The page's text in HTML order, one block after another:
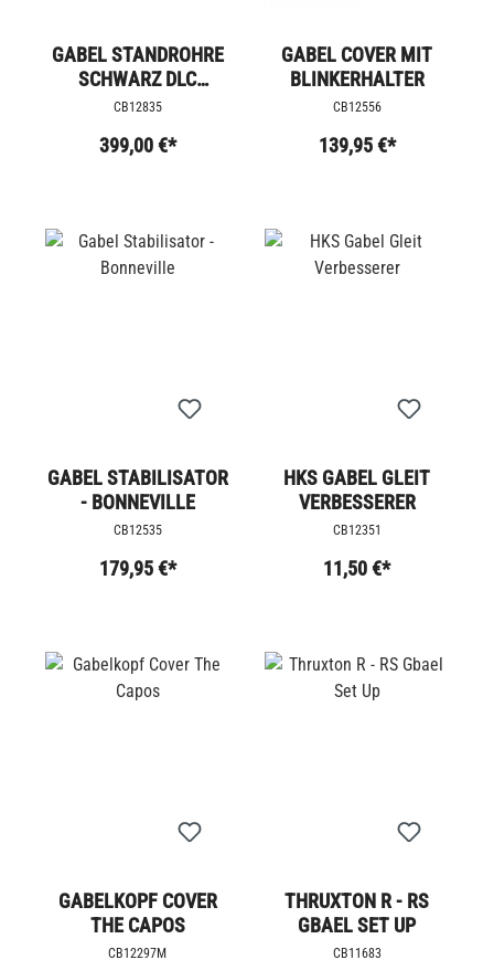
GABEL STANDROHRE
SCHWARZ DLC
BESCHICHTEN
CB12835
399,00 €*
GABEL COVER MIT
BLINKERHALTER
CB12556
139,95 €*
GABEL STABILISATOR
- BONNEVILLE
CB12535
179,95 €*
HKS GABEL GLEIT
VERBESSERER
CB12351
11,50 €*
GABELKOPF COVER
THE CAPOS
CB12297M
THRUXTON R - RS
GBAEL SET UP
CB11683